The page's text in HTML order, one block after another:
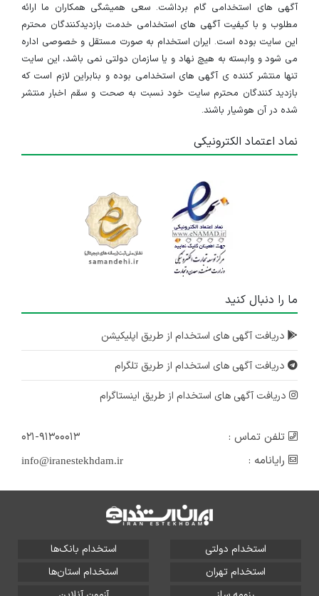
آگهی های استخدامی گام برداشت. سعی همیشگی همکاران ما ارائه
مطلوب و با کیفیت آگهی های استخدامی خدمت بازدیدکنندگان محترم
این سایت بوده است. ایران استخدام به صورت مستقل و خصوصی اداره
می شود و وابسته به هیچ نهاد و یا سازمان دولتی نمی باشد، این سایت
تنها منتشر کننده ی آگهی های استخدامی بوده و بنابراین لازم است که
بازدید کنندگان محترم سایت خود نسبت به صحت و سقم اخبار منتشر
شده در آن هوشیار باشند.
نماد اعتماد الکترونیکی
ما را دنبال کنید
دریافت آگهی های استخدام از طریق اپلیکیشن
دریافت آگهی های استخدام از طریق تلگرام
دریافت آگهی های استخدام از طریق اینستاگرام
تلفن تماس :
۰۲۱-۹۱۳۰۰۰۱۳
رایانامه :
info@iranestekhdam.ir
استخدام دولتی
استخدام بانک‌ها
استخدام تهران
استخدام استان‌ها